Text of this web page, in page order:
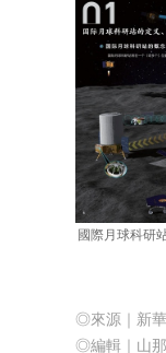
國際月球科研
◎來源｜新
◎編輯｜山